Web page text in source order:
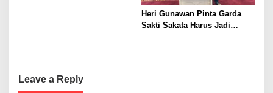
Heri Gunawan Pinta Garda
Sakti Sakata Harus Jadi
Leave a Reply